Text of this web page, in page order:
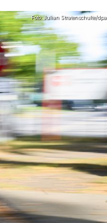
Foto: Julian Stratenschulte/dpa